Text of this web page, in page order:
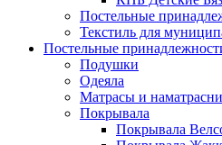
Постельные
Текстиль для
Постельные
Подушки
Одеяла
Матрасы и
Покрывала
Покрывала